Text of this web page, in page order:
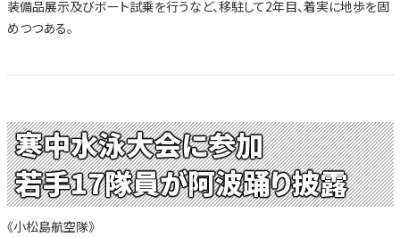
装備品展示及びボート試乗を行うなど、移駐して2年目、着実に地歩を固
めつつある。
寒中水泳大会に参加
若手17隊員が阿波踊り披露
《小松島航空隊》